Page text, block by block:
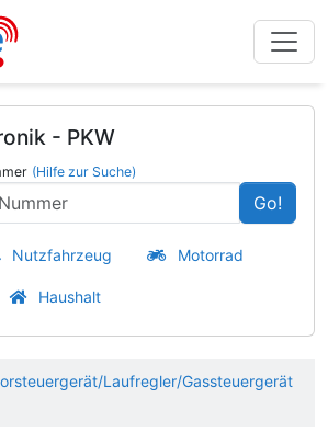
- PKW
(Hilfe zur Suche)
Go!
Nutzfahrzeug Motorrad
Haushalt
Laufregler/Gassteuergerät